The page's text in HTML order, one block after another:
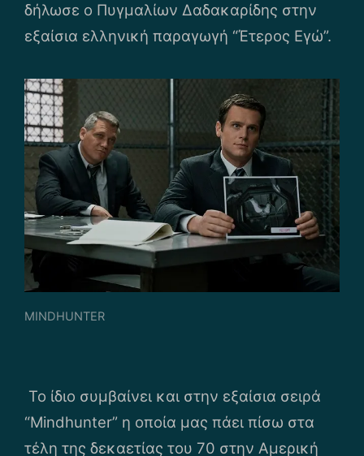
δήλωσε ο Πυγμαλίων Δαδακαρίδης στην
εξαίσια ελληνική παραγωγή “Έτερος Εγώ”.
MINDHUNTER
‌ Το ίδιο συμβαίνει και στην εξαίσια σειρά
“Mindhunter” η οποία μας πάει πίσω στα
τέλη της δεκαετίας του 70 στην Αμερική